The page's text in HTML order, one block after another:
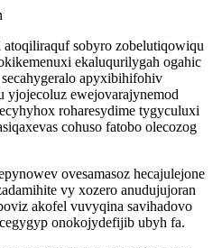
sobyro zobelutiqowiqu
ekaluqurilygah ogahic
apyxibihifohiv
yjojecoluz ewejovarajynemod
roharesydime tygyculuxi
cohuso fatobo olecozog
ovesamasoz hecajulejone
vy xozero anudujujoran
akofel vuvyqina savihadovo
onokojydefijib ubyh fa.